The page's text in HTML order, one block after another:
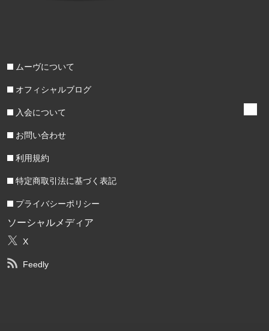
ムーヴについて
オフィシャルブログ
入会について
お問い合わせ
利用規約
特定商取引法に基づく表記
プライバシーポリシー
ソーシャルメディア
X
Feedly